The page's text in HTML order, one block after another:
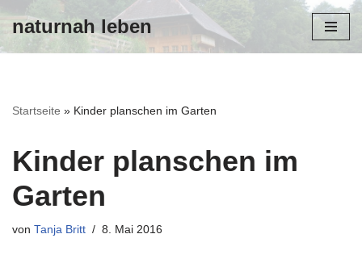
Zum
naturnah leben
Startseite » Kinder planschen im Garten
Kinder planschen im
Garten
von Tanja Britt 8. Mai 2016